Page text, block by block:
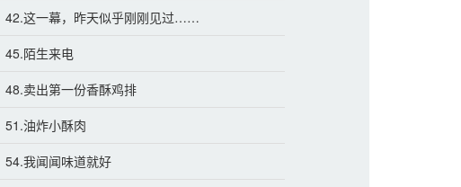
42.这一幕，昨天似乎刚刚见过……
45.陌生来电
48.卖出第一份香酥鸡排
51.油炸小酥肉
54.我闻闻味道就好